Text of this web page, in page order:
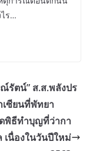
ร…
รัตน์” ส.ส.พลังปร
เซียนที่พัทยา
ดพิธีทำบุญที่ว่ากา
เนื่องในวันปีใหม่